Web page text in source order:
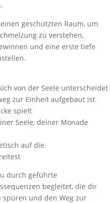
geschützten Raum, um
zu verstehen,
und eine erste tiefe
von der Seele unterscheidet
zur Einheit aufgebaut ist
spielt
Seele, deiner Monade
auf die
durch geführte
begleitet, die dir
spüren und den Weg zur